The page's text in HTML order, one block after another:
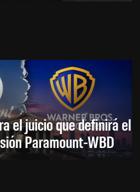
el juicio que definirá el
Paramount-WBD